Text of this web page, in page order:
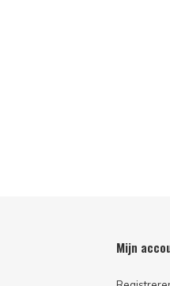
Mijn